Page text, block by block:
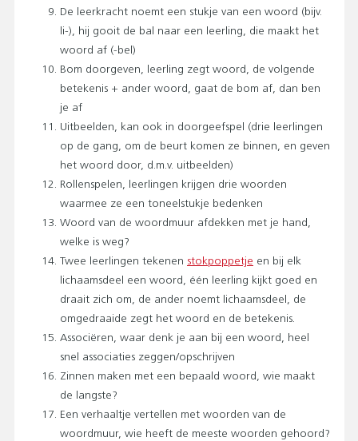
De leerkracht noemt een stukje van een woord (bijv.
li-), hij gooit de bal naar een leerling, die maakt het
woord af (-bel)
Bom doorgeven, leerling zegt woord, de volgende
betekenis + ander woord, gaat de bom af, dan ben
je af
Uitbeelden, kan ook in doorgeefspel (drie leerlingen
op de gang, om de beurt komen ze binnen, en geven
het woord door, d.m.v. uitbeelden)
Rollenspelen, leerlingen krijgen drie woorden
waarmee ze een toneelstukje bedenken
Woord van de woordmuur afdekken met je hand,
welke is weg?
Twee leerlingen tekenen stokpoppetje en bij elk
lichaamsdeel een woord, één leerling kijkt goed en
draait zich om, de ander noemt lichaamsdeel, de
omgedraaide zegt het woord en de betekenis.
Associëren, waar denk je aan bij een woord, heel
snel associaties zeggen/opschrijven
Zinnen maken met een bepaald woord, wie maakt
de langste?
Een verhaaltje vertellen met woorden van de
woordmuur, wie heeft de meeste woorden gehoord?